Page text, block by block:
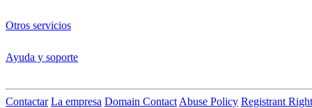
Otros servicios
Ayuda y soporte
Contactar La empresa Domain Contact Abuse Policy Registrant